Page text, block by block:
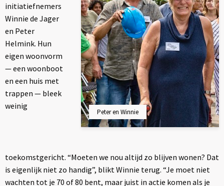
Peter en Winnie
initiatiefnemers
Winnie de Jager
en Peter
Helmink. Hun
eigen woonvorm
— een woonboot
en een huis met
trappen — bleek
weinig
toekomstgericht. “Moeten we nou altijd zo blijven wonen? Dat
is eigenlijk niet zo handig”, blikt Winnie terug. “Je moet niet
wachten tot je 70 of 80 bent, maar juist in actie komen als je